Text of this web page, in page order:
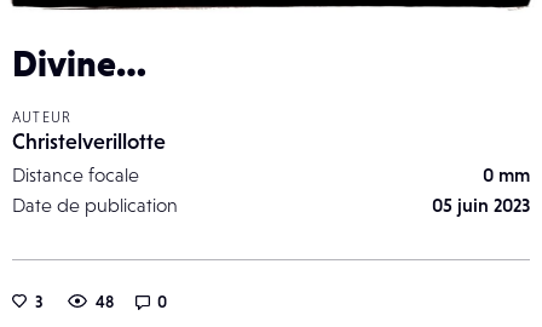
Divine…
AUTEUR
Christelverillotte
Distance focale
0 mm
Date de publication
05 juin 2023
3 48 0